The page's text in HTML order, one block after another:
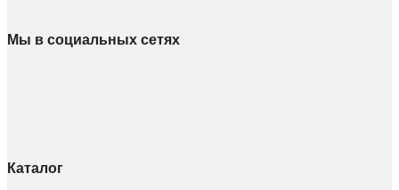
Мы в социальных сетях
Каталог